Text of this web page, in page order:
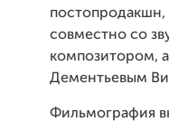
постопродакшн,
совместно со
композитором,
Дементьевым
Фильмография